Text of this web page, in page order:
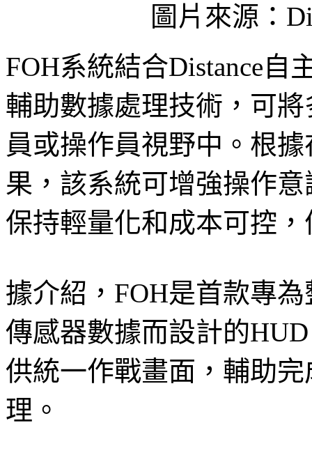
圖片來源：
FOH系統結合Distance
輔助數據處理技術，可
員或操作員視野中。根
果，該系統可增強操作
保持輕量化和成本可控
據介紹，FOH是首款專
傳感器數據而設計的
供統一作戰畫面，輔助
理。